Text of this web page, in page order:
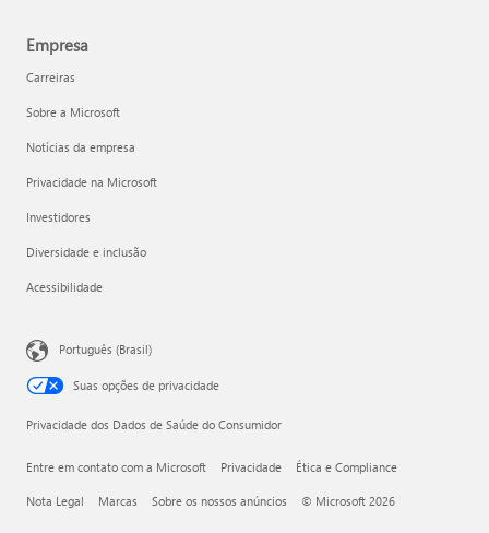
Empresa
Carreiras
Sobre a Microsoft
Notícias da empresa
Privacidade na Microsoft
Investidores
Diversidade e inclusão
Acessibilidade
Português (Brasil)
Suas opções de privacidade
Privacidade dos Dados de Saúde do Consumidor
Entre em contato com a Microsoft Privacidade Ética e Compliance
Nota Legal Marcas Sobre os nossos anúncios © Microsoft 2026